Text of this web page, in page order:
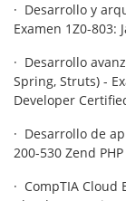
· Desarrollo y
Examen 1Z0-803:
· Desarrollo
Spring, Struts) -
Developer
· Desarrollo de
200-530 Zend
· CompTIA Cloud